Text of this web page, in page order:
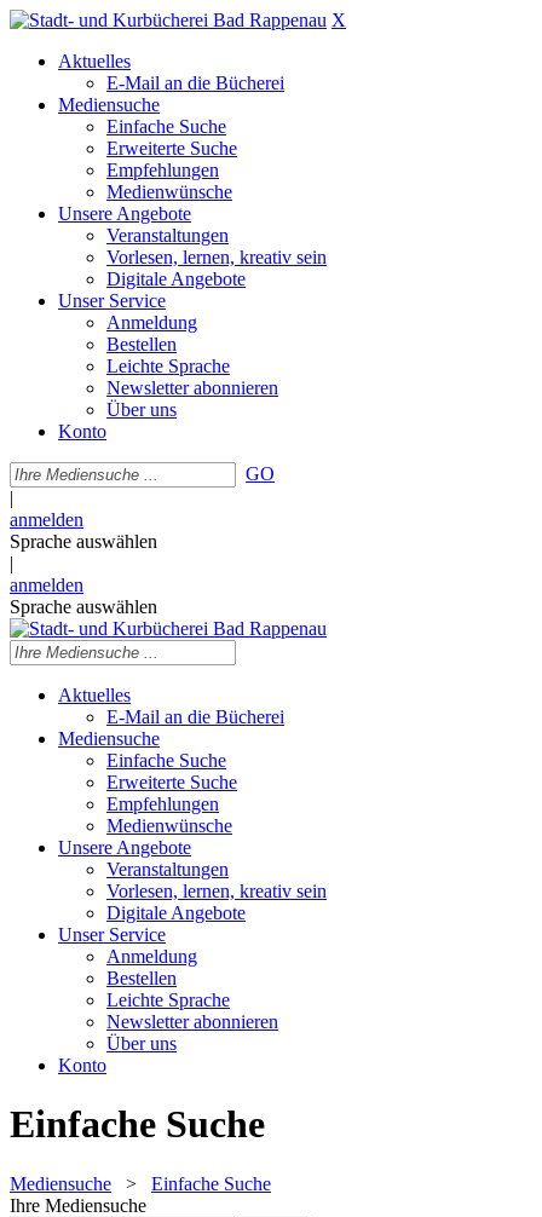
X
Aktuelles
E-Mail an die Bücherei
Mediensuche
Einfache Suche
Erweiterte Suche
Empfehlungen
Medienwünsche
Unsere Angebote
Veranstaltungen
Vorlesen, lernen, kreativ sein
Digitale Angebote
Unser Service
Anmeldung
Bestellen
Leichte Sprache
Newsletter abonnieren
Über uns
Konto
GO
|
anmelden
Sprache auswählen
|
anmelden
Sprache auswählen
Aktuelles
E-Mail an die Bücherei
Mediensuche
Einfache Suche
Erweiterte Suche
Empfehlungen
Medienwünsche
Unsere Angebote
Veranstaltungen
Vorlesen, lernen, kreativ sein
Digitale Angebote
Unser Service
Anmeldung
Bestellen
Leichte Sprache
Newsletter abonnieren
Über uns
Konto
Einfache Suche
Mediensuche > Einfache Suche
Ihre Mediensuche